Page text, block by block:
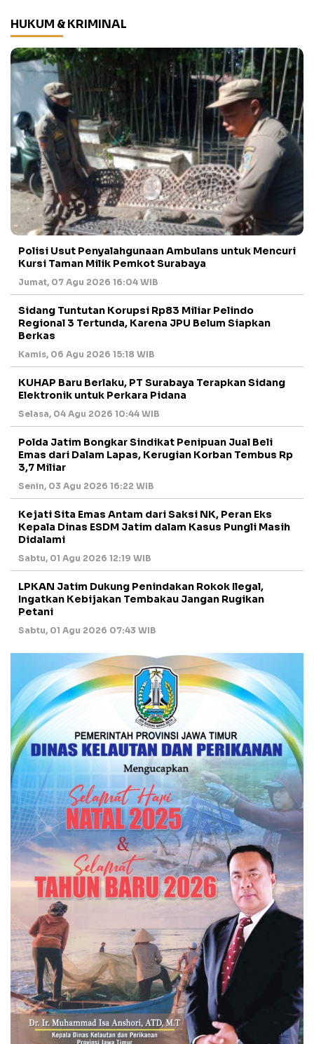
HUKUM & KRIMINAL
Polisi Usut Penyalahgunaan Ambulans untuk Mencuri
Kursi Taman Milik Pemkot Surabaya
Jumat, 07 Agu 2026 16:04 WIB
Sidang Tuntutan Korupsi Rp83 Miliar Pelindo
Regional 3 Tertunda, Karena JPU Belum Siapkan
Berkas
Kamis, 06 Agu 2026 15:18 WIB
KUHAP Baru Berlaku, PT Surabaya Terapkan Sidang
Elektronik untuk Perkara Pidana
Selasa, 04 Agu 2026 10:44 WIB
Polda Jatim Bongkar Sindikat Penipuan Jual Beli
Emas dari Dalam Lapas, Kerugian Korban Tembus Rp
3,7 Miliar
Senin, 03 Agu 2026 16:22 WIB
Kejati Sita Emas Antam dari Saksi NK, Peran Eks
Kepala Dinas ESDM Jatim dalam Kasus Pungli Masih
Didalami
Sabtu, 01 Agu 2026 12:19 WIB
LPKAN Jatim Dukung Penindakan Rokok Ilegal,
Ingatkan Kebijakan Tembakau Jangan Rugikan
Petani
Sabtu, 01 Agu 2026 07:43 WIB